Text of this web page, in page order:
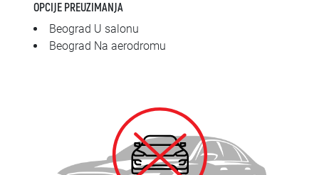
OPCIJE PREUZIMANJA
Beograd U salonu
Beograd Na aerodromu